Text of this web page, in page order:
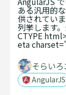
ある汎用的
供されてい
列挙します
CTYPE
eta
そらい
AngularJS